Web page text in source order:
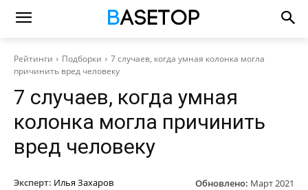
Рейтинги Подборки
7 случаев, когда умная колонка могла
причинить вред человеку
7 случаев, когда умная
колонка могла причинить
вред человеку
Эксперт: Илья Захаров Обновлено: Март 2021